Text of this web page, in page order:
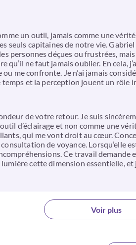
un outil, jamais comme une
seuls capitaines de notre vie.
personnes déçues ou frustrées,
qu’il ne faut jamais oublier. En
me confronte. Je n’ai jamais
et la perception jouent un rôle
de votre retour. Je suis
d’éclairage et non comme une
qui me vont droit au cœur.
de voyance. Lorsqu’elle
Ce travail
cette dimension essentielle,
Voir plus